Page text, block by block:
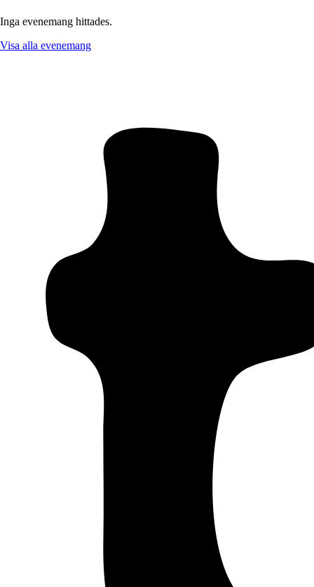
Inga evenemang hittades.
Visa alla evenemang